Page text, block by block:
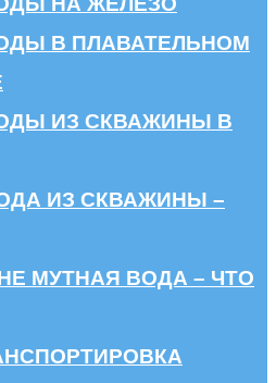
В ПЛАВАТЕЛЬНОМ
ИЗ СКВАЖИНЫ В
ИЗ СКВАЖИНЫ –
МУТНАЯ ВОДА – ЧТО